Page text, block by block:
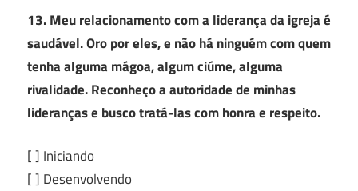
13. Meu relacionamento com a liderança da igreja é
saudável. Oro por eles, e não há ninguém com quem
tenha alguma mágoa, algum ciúme, alguma
rivalidade. Reconheço a autoridade de minhas
lideranças e busco tratá-las com honra e respeito.
[ ] Iniciando
[ ] Desenvolvendo